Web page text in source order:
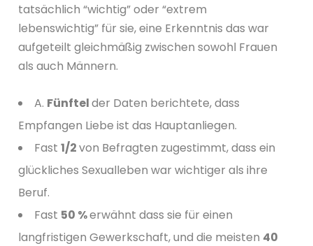
tatsächlich “wichtig” oder “extrem
lebenswichtig” für sie, eine Erkenntnis das war
aufgeteilt gleichmäßig zwischen sowohl Frauen
als auch Männern.
A. Fünftelder Daten berichtete, dass
Empfangen Liebe ist das Hauptanliegen.
Fast1/2von Befragten zugestimmt, dass ein
glückliches Sexualleben war wichtiger als ihre
Beruf.
Fast 50 %erwähnt dass sie für einen
langfristigen Gewerkschaft, und die meisten 40